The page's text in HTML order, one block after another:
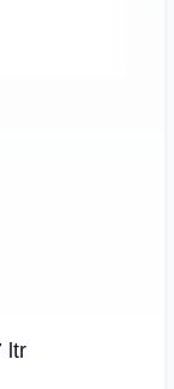
ltr